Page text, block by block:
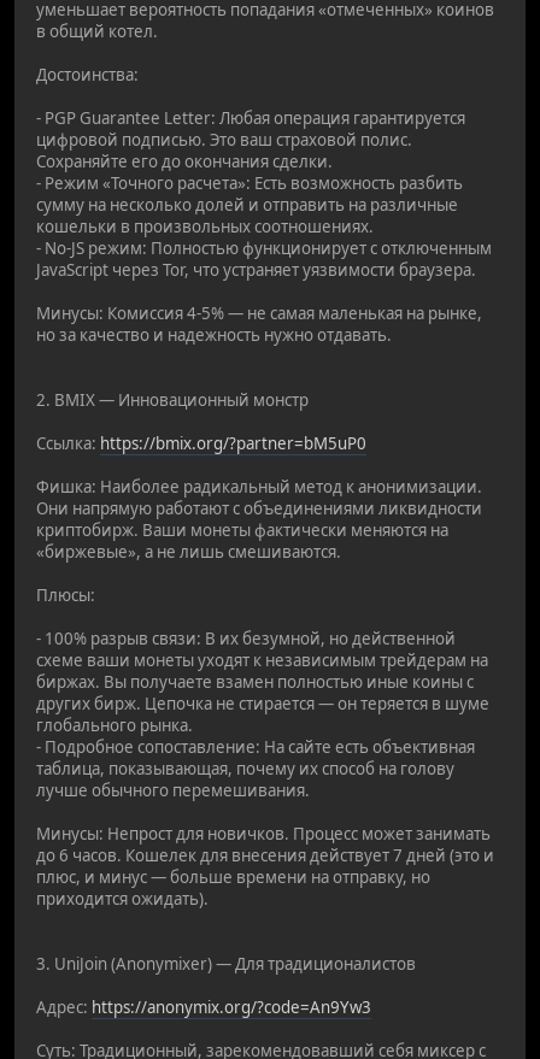
уменьшает вероятность попадания «отмеченных» коинов
в общий котел.
Достоинства:
- PGP Guarantee Letter: Любая операция гарантируется
цифровой подписью. Это ваш страховой полис.
Сохраняйте его до окончания сделки.
- Режим «Точного расчета»: Есть возможность разбить
сумму на несколько долей и отправить на различные
кошельки в произвольных соотношениях.
- No-JS режим: Полностью функционирует с отключенным
JavaScript через Tor, что устраняет уязвимости браузера.
Минусы: Комиссия 4-5% — не самая маленькая на рынке,
но за качество и надежность нужно отдавать.
2. BMIX — Инновационный монстр
Ссылка: https://bmix.org/?partner=bM5uP0
Фишка: Наиболее радикальный метод к анонимизации.
Они напрямую работают с объединениями ликвидности
криптобирж. Ваши монеты фактически меняются на
«биржевые», а не лишь смешиваются.
Плюсы:
- 100% разрыв связи: В их безумной, но действенной
схеме ваши монеты уходят к независимым трейдерам на
биржах. Вы получаете взамен полностью иные коины с
других бирж. Цепочка не стирается — он теряется в шуме
глобального рынка.
- Подробное сопоставление: На сайте есть объективная
таблица, показывающая, почему их способ на голову
лучше обычного перемешивания.
Минусы: Непрост для новичков. Процесс может занимать
до 6 часов. Кошелек для внесения действует 7 дней (это и
плюс, и минус — больше времени на отправку, но
приходится ожидать).
3. UniJoin (Anonymixer) — Для традиционалистов
Адрес: https://anonymix.org/?code=An9Yw3
Суть: Традиционный, зарекомендовавший себя миксер с